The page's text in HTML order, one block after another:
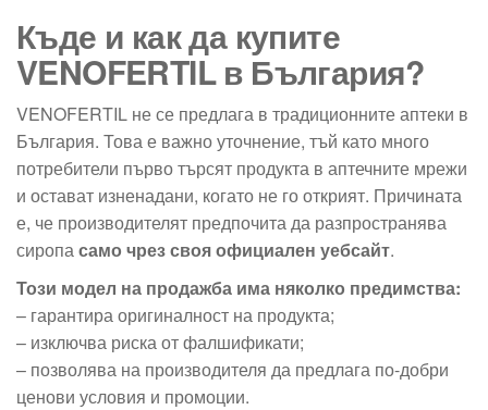
Къде и как да купите
VENOFERTIL в България?
VENOFERTIL не се предлага в традиционните аптеки в
България. Това е важно уточнение, тъй като много
потребители първо търсят продукта в аптечните мрежи
и остават изненадани, когато не го открият. Причината
е, че производителят предпочита да разпространява
сиропасамо чрез своя официален уебсайт.
Този модел на продажба има няколко предимства:
– гарантира оригиналност на продукта;
– изключва риска от фалшификати;
– позволява на производителя да предлага по-добри
ценови условия и промоции.